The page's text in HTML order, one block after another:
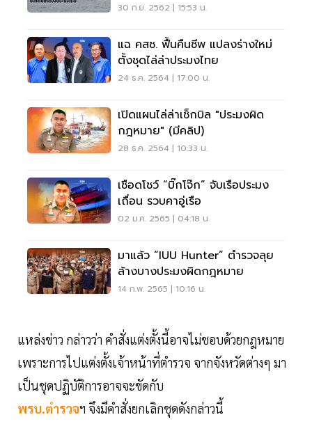
30 ก.ย. 2562 | 15:53 น.
แฉ คสช. ฟื้นคืนชีพ แปลงร่างใหม่
ตั้งชุดไล่ล่าประมงไทย
24 ธ.ค. 2564 | 17:00 น.
เปิดแผนไล่ล่าเช็กบิล "ประมงผิด
กฎหมาย" (มีคลิป)
28 ธ.ค. 2564 | 10:33 น.
เชือดโชว์ “บิ๊กโจ๊ก” จับเรือประมง
เถื่อน รวบคาอู่เรือ
02 ม.ค. 2565 | 04:18 น.
มาแล้ว “IUU Hunter” ตำรวจลุย
ล้างบางประมงผิดกฎหมาย
14 ก.พ. 2565 | 10:16 น.
แหล่งข่าว กล่าวว่า คำสั่งแต่งตั้งนี้อาจไม่ชอบด้วยกฎหมาย
เพราะการไปแต่งตั้งเจ้าหน้าที่ตำรวจ จากจังหวัดต่างๆ มา
เป็นชุดปฏิบัติการอาจจะขัดกับ
พรบ.ตำรวจฯ จึงมีคำสั่งยกเลิกชุดดังกล่าวนี้